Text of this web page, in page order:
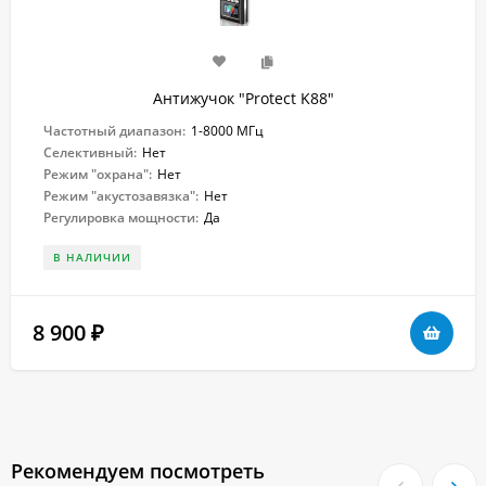
Антижучок "Protect K88"
Частотный диапазон: 1-8000 МГц
Селективный: Нет
Режим "охрана": Нет
Режим "акустозавязка": Нет
Регулировка мощности: Да
В НАЛИЧИИ
8 900 ₽
Рекомендуем посмотреть